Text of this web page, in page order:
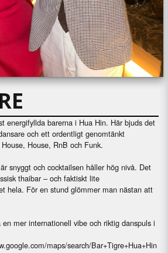
energifyllda barerna i Hua Hin. Här bjuds det
och ett ordentligt genomtänkt
House, RnB och Funk.
snyggt och cocktailsen håller hög nivå. Det
thaibar – och faktiskt lite
hela. För en stund glömmer man nästan att
mer internationell vibe och riktig danspuls i
maps/search/Bar+Tigre+Hua+Hin